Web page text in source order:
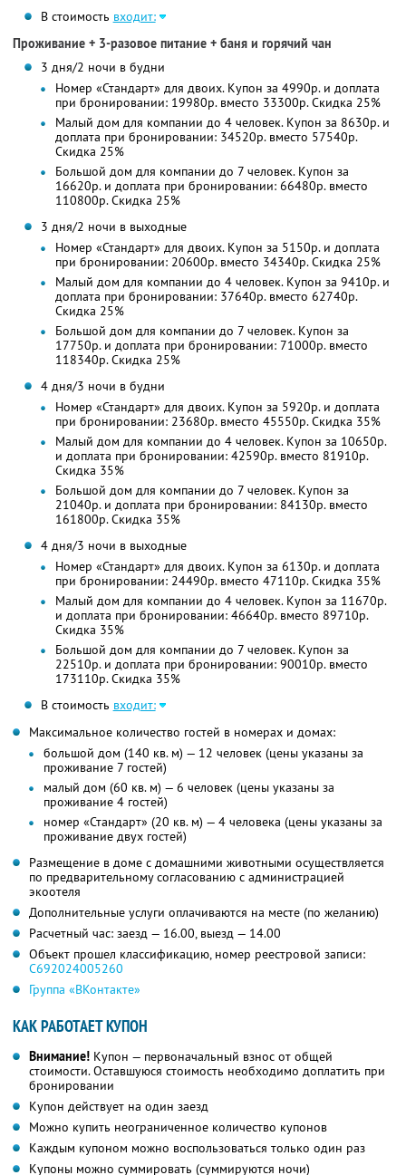
В стоимость входит:
Проживание + 3-разовое питание + баня и горячий чан
3 дня/2 ночи в будни
Номер «Стандарт» для двоих. Купон за 4990р. и доплата
при бронировании: 19980р. вместо 33300р. Скидка 25%
Малый дом для компании до 4 человек. Купон за 8630р. и
доплата при бронировании: 34520р. вместо 57540р.
Скидка 25%
Большой дом для компании до 7 человек. Купон за
16620р. и доплата при бронировании: 66480р. вместо
110800р. Скидка 25%
3 дня/2 ночи в выходные
Номер «Стандарт» для двоих. Купон за 5150р. и доплата
при бронировании: 20600р. вместо 34340р. Скидка 25%
Малый дом для компании до 4 человек. Купон за 9410р. и
доплата при бронировании: 37640р. вместо 62740р.
Скидка 25%
Большой дом для компании до 7 человек. Купон за
17750р. и доплата при бронировании: 71000р. вместо
118340р. Скидка 25%
4 дня/3 ночи в будни
Номер «Стандарт» для двоих. Купон за 5920р. и доплата
при бронировании: 23680р. вместо 45550р. Скидка 35%
Малый дом для компании до 4 человек. Купон за 10650р.
и доплата при бронировании: 42590р. вместо 81910р.
Скидка 35%
Большой дом для компании до 7 человек. Купон за
21040р. и доплата при бронировании: 84130р. вместо
161800р. Скидка 35%
4 дня/3 ночи в выходные
Номер «Стандарт» для двоих. Купон за 6130р. и доплата
при бронировании: 24490р. вместо 47110р. Скидка 35%
Малый дом для компании до 4 человек. Купон за 11670р.
и доплата при бронировании: 46640р. вместо 89710р.
Скидка 35%
Большой дом для компании до 7 человек. Купон за
22510р. и доплата при бронировании: 90010р. вместо
173110р. Скидка 35%
В стоимость входит:
Максимальное количество гостей в номерах и домах:
большой дом (140 кв. м) — 12 человек (цены указаны за
проживание 7 гостей)
малый дом (60 кв. м) — 6 человек (цены указаны за
проживание 4 гостей)
номер «Стандарт» (20 кв. м) — 4 человека (цены указаны за
проживание двух гостей)
Размещение в доме с домашними животными осуществляется
по предварительному согласованию с администрацией
экоотеля
Дополнительные услуги оплачиваются на месте (по желанию)
Расчетный час: заезд — 16.00, выезд — 14.00
Объект прошел классификацию, номер реестровой записи:
С692024005260
Группа «ВКонтакте»
КАК РАБОТАЕТ КУПОН
Внимание! Купон — первоначальный взнос от общей
стоимости. Оставшуюся стоимость необходимо доплатить при
бронировании
Купон действует на один заезд
Можно купить неограниченное количество купонов
Каждым купоном можно воспользоваться только один раз
Купоны можно суммировать (суммируются ночи)